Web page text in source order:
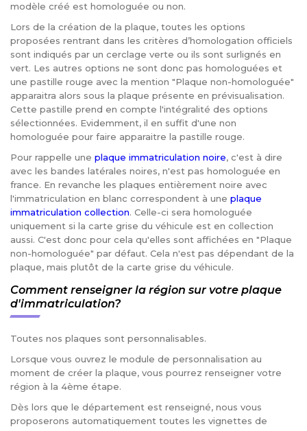
modèle créé est homologuée ou non.
Lors de la création de la plaque, toutes les options
proposées rentrant dans les critères d’homologation officiels
sont indiqués par un cerclage verte ou ils sont surlignés en
vert. Les autres options ne sont donc pas homologuées et
une pastille rouge avec la mention "Plaque non-homologuée"
apparaitra alors sous la plaque présente en prévisualisation.
Cette pastille prend en compte l'intégralité des options
sélectionnées. Evidemment, il en suffit d'une non
homologuée pour faire apparaitre la pastille rouge.
Pour rappelle une plaque immatriculation noire, c'est à dire
avec les bandes latérales noires, n'est pas homologuée en
france. En revanche les plaques entièrement noire avec
l'immatriculation en blanc correspondent à une plaque
immatriculation collection. Celle-ci sera homologuée
uniquement si la carte grise du véhicule est en collection
aussi. C'est donc pour cela qu'elles sont affichées en "Plaque
non-homologuée" par défaut. Cela n'est pas dépendant de la
plaque, mais plutôt de la carte grise du véhicule.
Comment renseigner la région sur votre plaque
d'immatriculation?
Toutes nos plaques sont personnalisables.
Lorsque vous ouvrez le module de personnalisation au
moment de créer la plaque, vous pourrez renseigner votre
région à la 4ème étape.
Dès lors que le département est renseigné, nous vous
proposerons automatiquement toutes les vignettes de